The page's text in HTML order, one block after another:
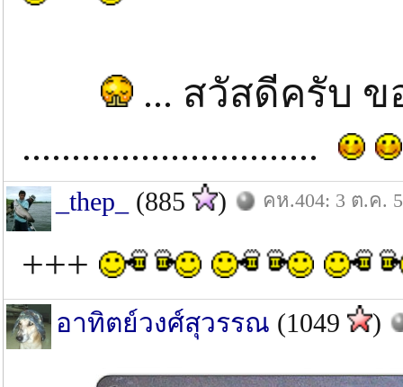
... สวัสดีครับ
..............................
_thep_ (885 ) คห.404: 3 ต.ค.
+++
อาทิตย์วงศ์สุวรรณ (1049 )